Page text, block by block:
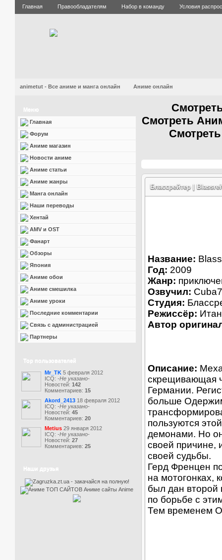
Главная Правообладателям Набор в команду Условия
animetut - Все аниме и манга онлайн Аниме онлайн
Меню
Главная
Форум
Аниме магазин
Новости аниме
Аниме статьи
Аниме жанры
Манга онлайн
Наши переводы
Хентай
AMV и OST
Фанарт
Обзоры
Япония
Аниме обои
Аниме смешилка
Аниме уроки
Последние комментарии
Связь с администрацией
Партнеры
Top пользователей
Mr_TK 5 февраля 2012
ICQ: -Не указано-
Новостей: 142
Комментариев: 15
Akord_2413 18 февраля 2012
ICQ: -Не указано-
Новостей: 45
Комментариев: 20
Metius 29 января 2012
ICQ: -Не указано-
Новостей: 27
Комментариев: 25
Наши друзья
Смотреть
Блассрейтер |
Название:
Год: 2009
Жанр:
Озвучил:
Студия:
Режиссёр:
Автор
Описание:
скрещивающая
Германии.
больше
пользуются
демонами. Но
своей причине,
своей судьбы.
Герд Френцен
на мотогонках,
был дан второй
по борьбе с
Тем временем